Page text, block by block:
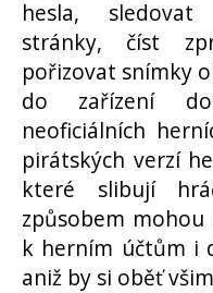
hesla, sledovat
stránky, číst
pořizovat snímky
do zařízení
neoficiálních
pirátských verzí
které slibují
způsobem
k herním účtům i
aniž by si oběť